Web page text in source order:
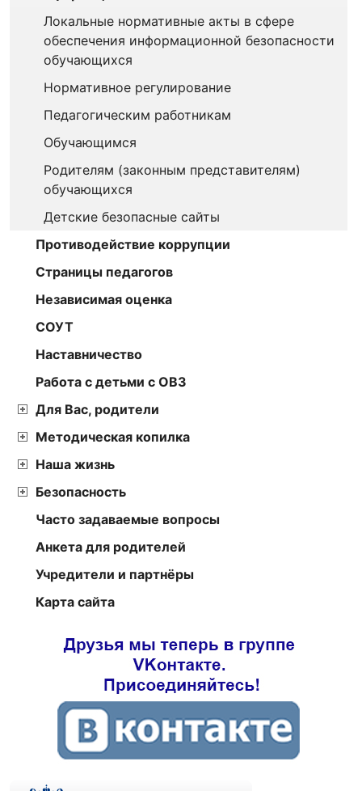
Локальные нормативные акты в сфере
обеспечения информационной безопасности
обучающихся
Нормативное регулирование
Педагогическим работникам
Обучающимся
Родителям (законным представителям)
обучающихся
Детские безопасные сайты
Противодействие коррупции
Страницы педагогов
Независимая оценка
СОУТ
Наставничество
Работа с детьми с ОВЗ
Для Вас, родители
Методическая копилка
Наша жизнь
Безопасность
Часто задаваемые вопросы
Анкета для родителей
Учредители и партнёры
Карта сайта